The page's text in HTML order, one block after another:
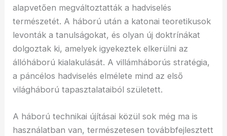
alapvetően megváltoztatták a hadviselés
természetét. A háború után a katonai teoretikusok
levonták a tanulságokat, és olyan új doktrínákat
dolgoztak ki, amelyek igyekeztek elkerülni az
állóháború kialakulását. A villámháborús stratégia,
a páncélos hadviselés elmélete mind az első
világháború tapasztalataiból született.
A háború technikai újításai közül sok még ma is
használatban van, természetesen továbbfejlesztett